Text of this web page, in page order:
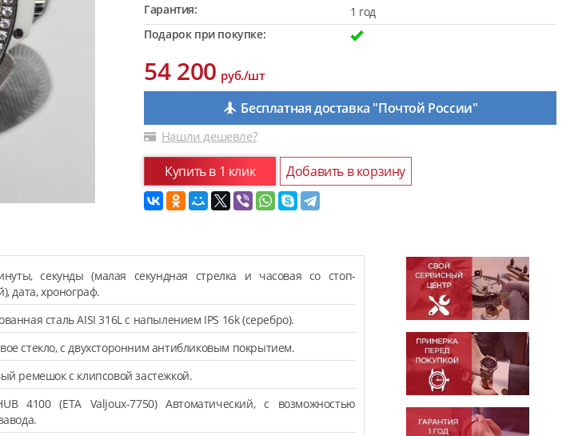
Гарантия:
1 год
Подарок при покупке:
54 200руб./шт
Бесплатная доставка "Почтой России"
Нашли дешевле?
Купить в 1 клик Добавить в корзину
секунды (малая секундная стрелка и часовая со стоп-
дата, хронограф.
сталь AISI 316L с напылением IPS 16k (серебро).
стекло, с двухсторонним антибликовым покрытием.
ремешок с клипсовой застежкой.
4100 (ETA Valjoux-7750) Автоматический, с возможностью